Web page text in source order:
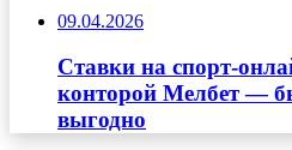
09.04.2026
Ставки на спорт-
конторой Мелбет —
выгодно